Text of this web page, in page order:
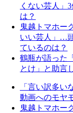
くない芸人」
は？
鬼越トマホー
いい芸人」…
ているのは？
鶴瓶が語った
とけ」と助言
「言い訳多
動画へのモヤ
鬼越トマホー